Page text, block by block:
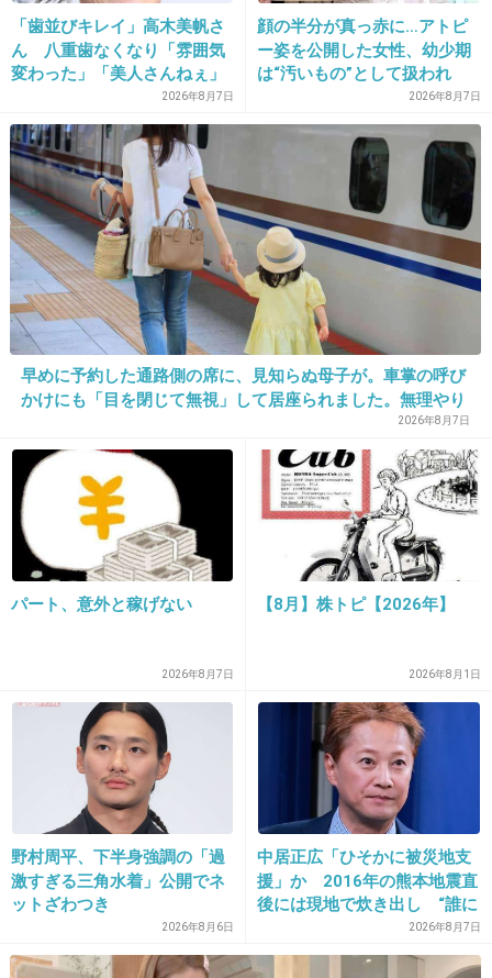
22. 匿名2019/12/24(火) 21:45:01
>>8
人づてに不満が伝わるって1番怒らせるパター
ンでは…
23. 匿名 2019/12/24(火) 21:45:29
>>19
あ、担当によりますよ。他の営業はきちんと仕事してくれ
ます。
-2
24. 匿名 2019/12/24(火) 21:46:00
しない
言っても何もしてくれないポンコツばっかだか
ら
2019/12/24(火) 21:46:45
だいたい、「営業」って名前からどっち寄りか
は明らかだよね。
+87 -0
26. 匿名2019/12/24(火) 21:47:30
「歯並びキレイ」高木美帆さ
ん 八重歯なくなり「雰囲気
変わった」「美人さんねぇ」
「歯列矯正してるんや」2026年8月7日
顔の半分が真っ赤に…アトピ
ー姿を公開した女性、幼少期
は“汚いもの”として扱われ
「人に触れる行為に罪悪感を
持っていた」
2026年8月7日
早めに予約した通路側の席に、見知らぬ母子が。車掌の呼び
かけにも「目を閉じて無視」して居座られました。無理やり
奪われた席は、結局“やったもん勝ち”になってしまうのでし
ょうか？
2026年8月7日
パート、意外と稼げない
2026年8月7日
【8月】株トピ【2026年】
2026年8月1日
野村周平、下半身強調の「過
激すぎる三角水着」公開でネ
ットざわつき
2026年8月6日
中居正広「ひそかに被災地支
援」か 2016年の熊本地震直
後には現地で炊き出し “誰に
も知られなくて良い”と、むし
ろ強まる福祉活動への思い
2026年8月7日